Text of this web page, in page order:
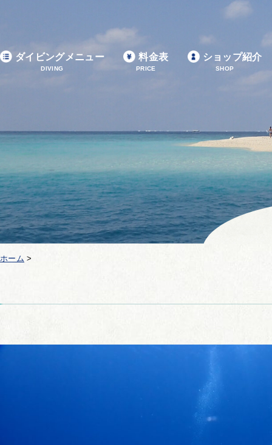
ダイビングメニュー
DIVING
料金表
PRICE
ショップ紹介
SHOP
ホーム >